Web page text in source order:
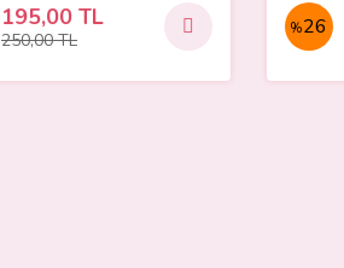
195,00 TL
250,00 TL
%26